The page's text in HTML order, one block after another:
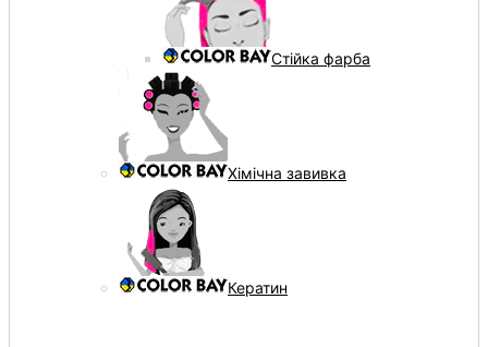
Стійка фарба
Хімічна завивка
Кератин